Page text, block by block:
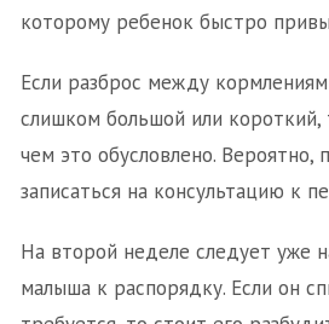
которому ребенок быстро
Если разброс между
слишком большой или короткий,
чем это обусловлено. Вероятно,
записаться на консультацию к
На второй неделе следует уже
малыша к распорядку. Если он